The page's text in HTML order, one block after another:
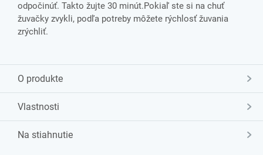
odpočinúť. Takto žujte 30 minút.Pokiaľ ste si na chuť
žuvačky zvykli, podľa potreby môžete rýchlosť žuvania
zrýchliť.
O produkte
Vlastnosti
Na stiahnutie